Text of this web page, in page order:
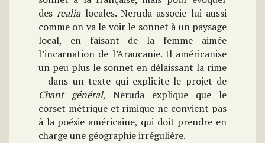
desrealialocales. Neruda associe lui aussi
comme on va le voir le sonnet à un paysage
local, en faisant de la femme aimée
l’incarnation de l’Araucanie. Il américanise
un peu plus le sonnet en délaissant la rime
– dans un texte qui explicite le projet de
Chant général, Neruda explique que le
corset métrique et rimique ne convient pas
à la poésie américaine, qui doit prendre en
charge une géographie irrégulière.